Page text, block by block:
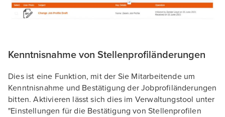
Kenntnisnahme von Stellenprofiländerungen
Dies ist eine Funktion, mit der Sie Mitarbeitende um
Kenntnisnahme und Bestätigung der Jobprofiländerungen
bitten. Aktivieren lässt sich dies im Verwaltungstool unter
"Einstellungen für die Bestätigung von Stellenprofilen